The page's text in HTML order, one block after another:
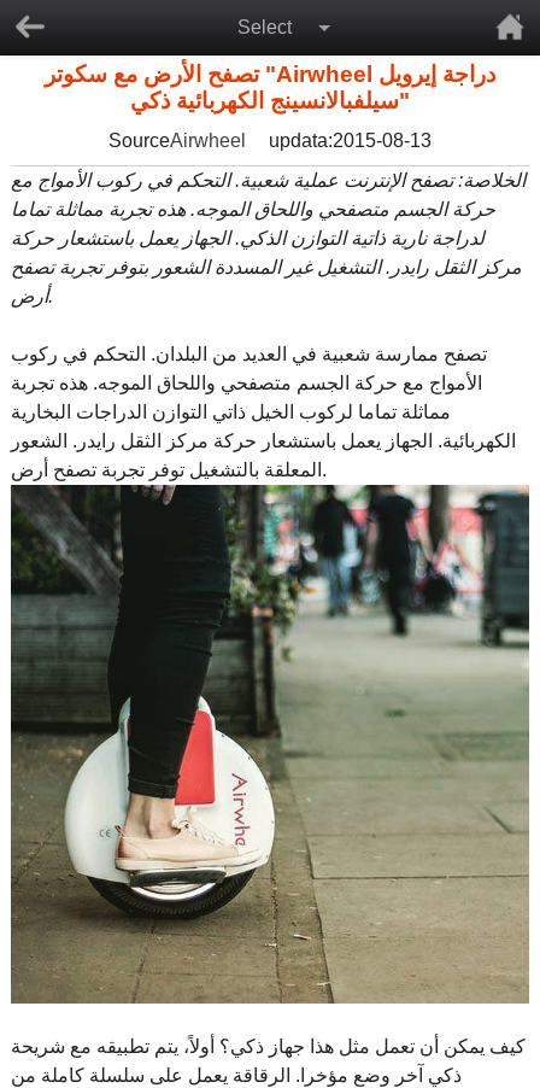
Select
تصفح الأرض مع سكوتر "Airwheel دراجة إيرويل
سيلفبالانسينج الكهربائية ذكي"
SourceAirwheel
updata:2015-08-13
الخلاصة: تصفح الإنترنت عملية شعبية. التحكم في ركوب الأمواج مع
حركة الجسم متصفحي واللحاق الموجه. هذه تجربة مماثلة تماما
لدراجة نارية ذاتية التوازن الذكي. الجهاز يعمل باستشعار حركة
مركز الثقل رايدر. التشغيل غير المسددة الشعور بتوفر تجربة تصفح
أرض.
تصفح ممارسة شعبية في العديد من البلدان. التحكم في ركوب
الأمواج مع حركة الجسم متصفحي واللحاق الموجه. هذه تجربة
مماثلة تماما لركوب الخيل ذاتي التوازن الدراجات البخارية
الكهربائية. الجهاز يعمل باستشعار حركة مركز الثقل رايدر. الشعور
المعلقة بالتشغيل توفر تجربة تصفح أرض.
كيف يمكن أن تعمل مثل هذا جهاز ذكي؟ أولاً، يتم تطبيقه مع شريحة
ذكي آخر وضع مؤخرا. الرقاقة يعمل على سلسلة كاملة من